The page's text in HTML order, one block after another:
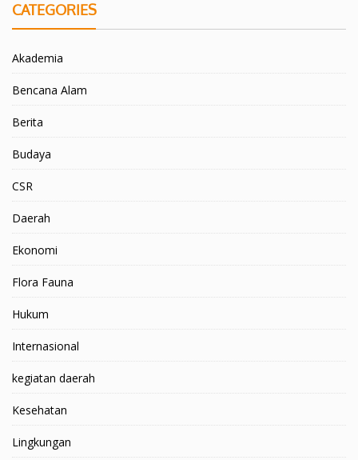
CATEGORIES
Akademia
Bencana Alam
Berita
Budaya
CSR
Daerah
Ekonomi
Flora Fauna
Hukum
Internasional
kegiatan daerah
Kesehatan
Lingkungan